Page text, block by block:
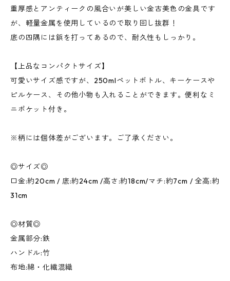
重厚感とアンティークの風合いが美しい金古美色の金具です
が、軽量金属を使用しているので取り回し抜群！
底の四隅には鋲を打ってあるので、耐久性もしっかり。
【上品なコンパクトサイズ】
可愛いサイズ感ですが、250mlペットボトル、キーケースや
ピルケース、その他小物も入れることができます。便利なミ
ニポケット付き。
※柄には個体差がございます。ご了承ください。
◎サイズ◎
口金:約20cm / 底:約24cm /高さ:約18cm/マチ:約7cm / 全高:約
31cm
◎材質◎
金属部分:鉄
ハンドル:竹
布地:綿・化繊混織